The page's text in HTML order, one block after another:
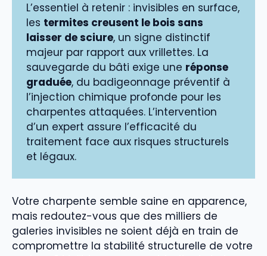
L’essentiel à retenir : invisibles en surface,
les termites creusent le bois sans
laisser de sciure, un signe distinctif
majeur par rapport aux vrillettes. La
sauvegarde du bâti exige une réponse
graduée, du badigeonnage préventif à
l’injection chimique profonde pour les
charpentes attaquées. L’intervention
d’un expert assure l’efficacité du
traitement face aux risques structurels
et légaux.
Votre charpente semble saine en apparence,
mais redoutez-vous que des milliers de
galeries invisibles ne soient déjà en train de
compromettre la stabilité structurelle de votre